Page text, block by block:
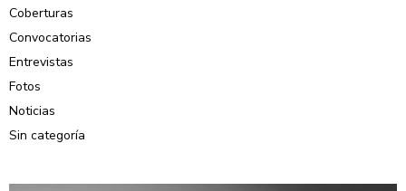
Coberturas
Convocatorias
Entrevistas
Fotos
Noticias
Sin categoría